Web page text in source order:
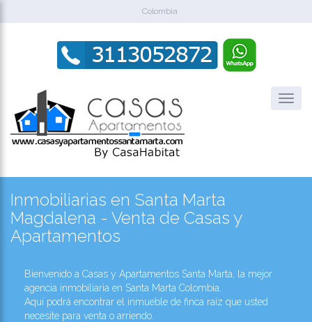
Colombia
Inmobiliarias en Santa Marta
Magdalena - Venta de Casas y
Apartamentos
Bienvenido a Casas y Apartamentos Santa Marta, la mejor
agencia inmobiliaria en Santa Marta Colombia.
Aquí podrá encontrar el inmueble de finca raíz que usted
necesite para venta o arriendo.